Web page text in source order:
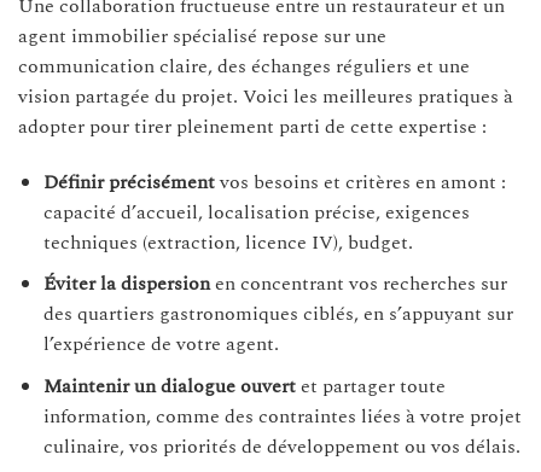
Une collaboration fructueuse entre un restaurateur et un
agent immobilier spécialisé repose sur une
communication claire, des échanges réguliers et une
vision partagée du projet. Voici les meilleures pratiques à
adopter pour tirer pleinement parti de cette expertise :
Définir précisémentvos besoins et critères en amont :
capacité d’accueil, localisation précise, exigences
techniques (extraction, licence IV), budget.
Éviter la dispersionen concentrant vos recherches sur
des quartiers gastronomiques ciblés, en s’appuyant sur
l’expérience de votre agent.
Maintenir un dialogue ouvertet partager toute
information, comme des contraintes liées à votre projet
culinaire, vos priorités de développement ou vos délais.